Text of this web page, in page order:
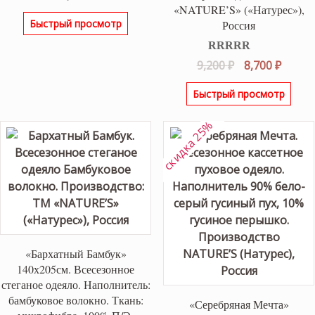
из 5
Быстрый просмотр
«NATURE’S» («Натурес»),
Россия
Оценка5.00
из 5
9,200₽
цена
составляла
8,700₽
цена:
8,700
Быстрый просмотр
«Бархатный Бамбук»
140х205см. Всесезонное
стеганое одеяло. Наполнитель:
бамбуковое волокно. Ткань:
«Серебряная Мечта»
скидка 25%